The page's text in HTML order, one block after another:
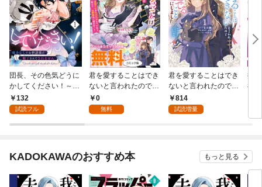
団長、その色気どうに
かしてください！～魔
力なしのお世話係は魅
了なんてされません～
132
試読フル
君を愛することはでき
ないと言われたので猫
を愛でることにしまし
た 黒猫さんをもふも
0
無料
君を愛することはでき
ないと言われたので猫
を愛でることにしまし
た 黒猫さんをもふも
き下ろし付き】
814
試読増量
捨
神
KADOKAWAのおすすめ本 もっと見る